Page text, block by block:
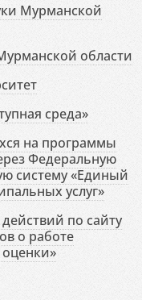
Мурманской
области
среда»
на программы
Федеральную
систему «Единый
услуг»
по сайту
о работе